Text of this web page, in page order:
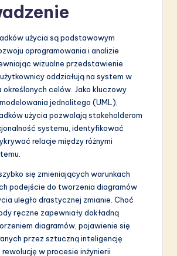
użycia są podstawowym
oprogramowania i analizie
wizualne przedstawienie
oddziałują na system w
określonych celów. Jako kluczowy
jednolitego (UML),
użycia pozwalają stakeholderom
systemu, identyfikować
relacje między różnymi
się zmieniających warunkach
podejście do tworzenia diagramów
uległo drastycznej zmianie. Choć
ręczne zapewniały dokładną
diagramów, pojawienie się
przez sztuczną inteligencję
w procesie inżynierii